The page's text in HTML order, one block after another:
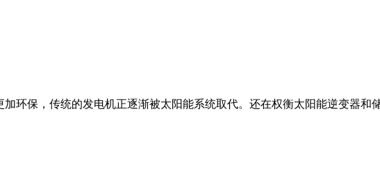
环保，传统的发电机正逐渐被太阳能系统取代。还在权衡太阳能逆变器和